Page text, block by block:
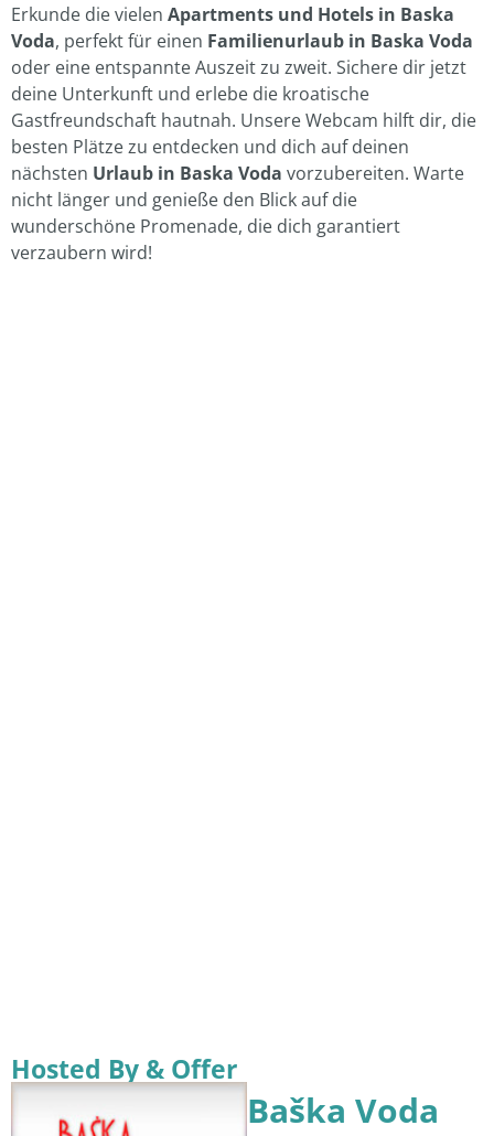
Erkunde die vielen Apartments und Hotels in Baska
Voda, perfekt für einen Familienurlaub in Baska Voda
oder eine entspannte Auszeit zu zweit. Sichere dir jetzt
deine Unterkunft und erlebe die kroatische
Gastfreundschaft hautnah. Unsere Webcam hilft dir, die
besten Plätze zu entdecken und dich auf deinen
nächsten Urlaub in Baska Voda vorzubereiten. Warte
nicht länger und genieße den Blick auf die
wunderschöne Promenade, die dich garantiert
verzaubern wird!
Hosted By & Offer
Baška Voda